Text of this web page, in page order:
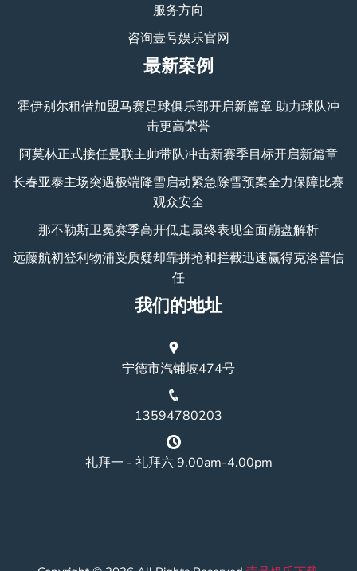
服务方向
咨询壹号娱乐官网
最新案例
霍伊别尔租借加盟马赛足球俱乐部开启新篇章 助力球队冲
击更高荣誉
阿莫林正式接任曼联主帅带队冲击新赛季目标开启新篇章
长春亚泰主场突遇极端降雪启动紧急除雪预案全力保障比赛
观众安全
那不勒斯卫冕赛季高开低走最终表现全面崩盘解析
远藤航初登利物浦受质疑却靠拼抢和拦截迅速赢得克洛普信
任
我们的地址
宁德市汽铺坡474号
13594780203
礼拜一 - 礼拜六 9.00am-4.00pm